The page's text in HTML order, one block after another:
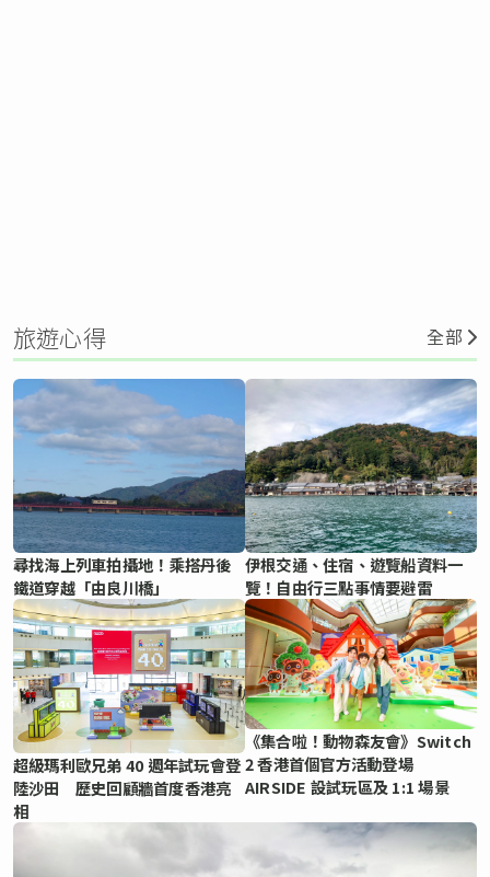
旅遊心得 全部
尋找海上列車拍攝地！乘搭丹後
鐵道穿越「由良川橋」
伊根交通、住宿、遊覽船資料一
覽！自由行三點事情要避雷
超級瑪利歐兄弟 40 週年試玩會登
陸沙田 歷史回顧牆首度香港亮
相
《集合啦！動物森友會》Switch
2 香港首個官方活動登場
AIRSIDE 設試玩區及 1:1 場景